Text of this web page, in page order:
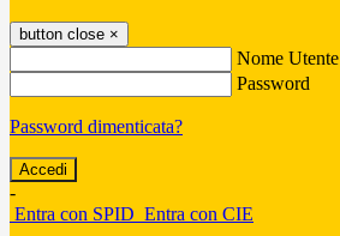
button close ×
Nome Utente
Password
Password dimenticata?
-
Entra con SPID Entra con CIE